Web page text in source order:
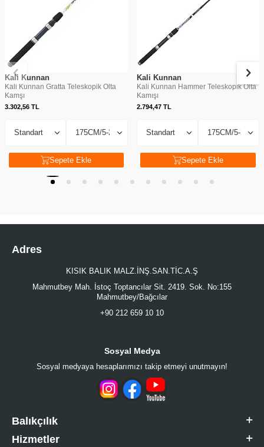
Kali Kunnan
Kali Kunnan Gratta Teleskopik Olta
Kamşı
3.302,56 TL
Sepete Ekle
Kali Kunnan
Kali Kunnan Hammer Teleskopik Olta
Kamışı
2.794,47TL
Sepete Ekle
Adres
KISIK BALIK MALZ.İNŞ.SAN.TİC.A.Ş
Mahmutbey Mah. İstoç Toptancılar Sit. 2419. Sok. No:155
Mahmutbey/Bağcılar
+90 212 659 10 10
Sosyal Medya
Sosyal medyaya hesaplarımızı takip etmeyi unutmayın!
Balıkçılık
Hizmetler